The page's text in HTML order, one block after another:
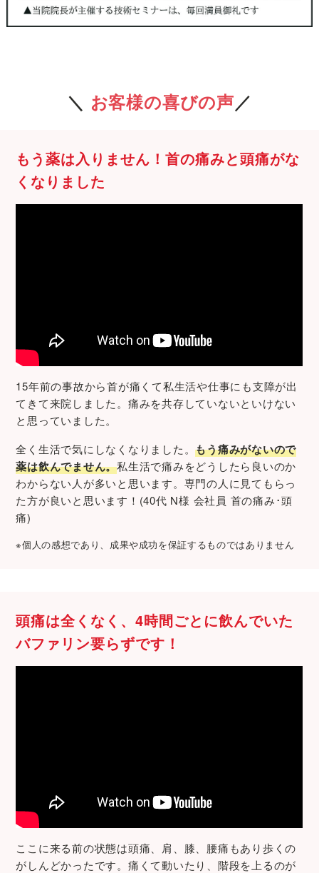
＼ お客様の喜びの声／
もう薬は入りません！首の痛みと頭痛がな
くなりました
15年前の事故から首が痛くて私生活や仕事にも支障が出
てきて来院しました。痛みを共存していないといけない
と思っていました。
全く生活で気にしなくなりました。もう痛みがないので
薬は飲んでません。私生活で痛みをどうしたら良いのか
わからない人が多いと思います。専門の人に見てもらっ
た方が良いと思います！(40代 N様 会社員 首の痛み･頭
痛)
※個人の感想であり、成果や成功を保証するものではありません
頭痛は全くなく、4時間ごとに飲んでいた
バファリン要らずです！
ここに来る前の状態は頭痛、肩、膝、腰痛もあり歩くの
がしんどかったです。痛くて動いたり、階段を上るのが